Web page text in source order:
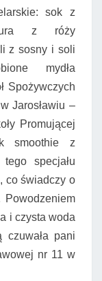
sok z
z róży
z sosny i soli
mydła
Spożywczych
Jarosławiu –
Promującej
smoothie z
specjału
co świadczy o
Powodzeniem
i czysta woda
pani
nr 11 w